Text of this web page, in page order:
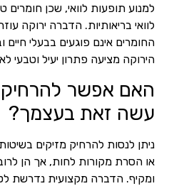
למנוע תופעות לוואי, שכן חומרים
לוואי בריאותיות. הדברה ירוקה
החומרים אינם פוגעים בבעלי
הירוקה מציעה פתרון יעיל וטבעי
האם אפשר להרחיק
עשה זאת בעצמך?
ניתן לנסות להרחיק מזיקים
או הסרת מקורות לחות, אך הן לרוב
ומקיף. הדברה מקצועית נדרשת